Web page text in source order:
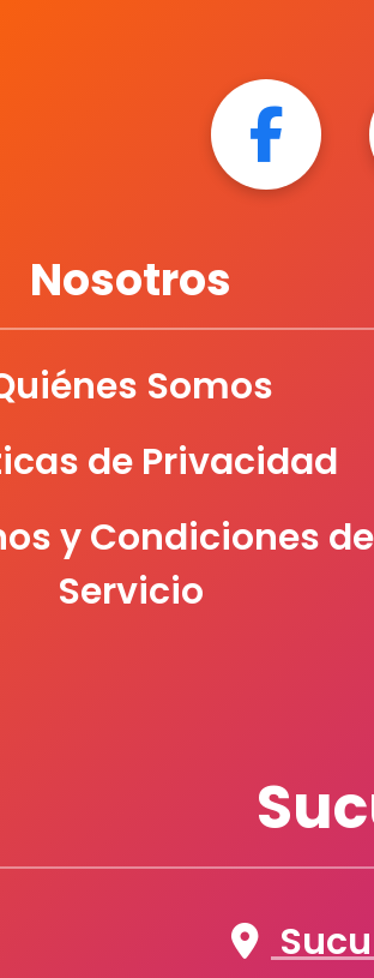
Nosotros
Somos
de Privacidad
y Condiciones
Servicio